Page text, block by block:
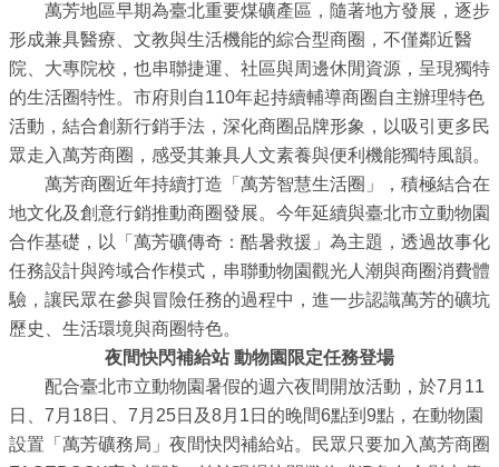
務
公
司
及
商
登
記
服
務
管
理
萬芳地區早期為臺北重要煤礦產區，隨著地方發展，逐步
形成兼具醫療、文教與生活機能的綜合型商圈，不僅鄰近醫
院、大專院校，也串聯捷運、社區與周邊休閒資源，呈現獨特
的生活圈特性。市府則自110年起持續輔導商圈自主辦理特色
活動，結合創新行銷手法，深化商圈品牌形象，以吸引更多民
眾走入萬芳商圈，感受其兼具人文素養與便利機能獨特風韻。
萬芳商圈近年持續打造「萬芳智慧生活圈」，積極結合在
地文化及創意行銷推動商圈發展。今年延續與臺北市立動物園
合作基礎，以「萬芳礦傳奇：酷暑救援」為主題，透過故事化
任務設計與跨域合作模式，串聯動物園觀光人潮與商圈消費體
驗，讓民眾在參與冒險任務的過程中，進一步認識萬芳的礦坑
歷史、生活環境與商圈特色。
夜間快閃補給站 動物園限定任務登場
配合臺北市立動物園暑假的週六夜間開放活動，於7月11
日、7月18日、7月25日及8月1日的晚間6點到9點，在動物園
設置「萬芳礦務局」夜間快閃補給站。民眾只要加入萬芳商圈